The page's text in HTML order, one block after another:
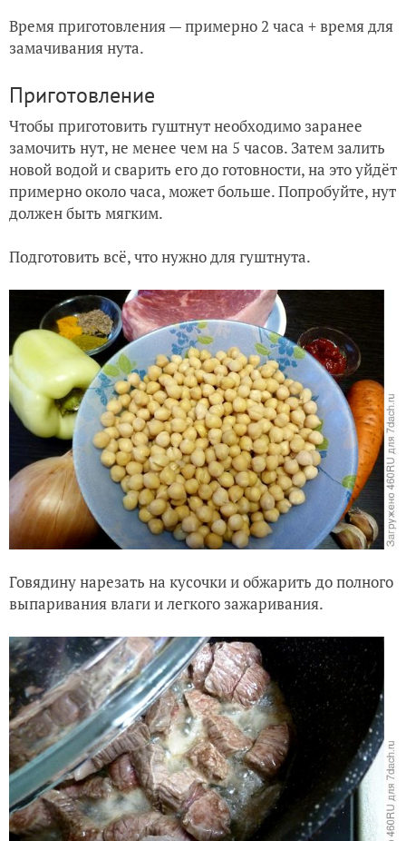
Время приготовления — примерно 2 часа + время для
замачивания нута.
Приготовление
Чтобы приготовить гуштнут необходимо заранее
замочить нут, не менее чем на 5 часов. Затем залить
новой водой и сварить его до готовности, на это уйдёт
примерно около часа, может больше. Попробуйте, нут
должен быть мягким.
Подготовить всё, что нужно для гуштнута.
Говядину нарезать на кусочки и обжарить до полного
выпаривания влаги и легкого зажаривания.